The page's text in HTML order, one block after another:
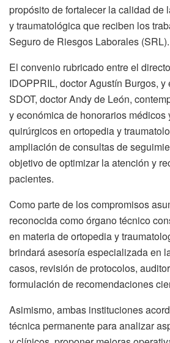
propósito de fortalecer la calidad de
y traumatológica que reciben los
Seguro de Riesgos Laborales (SRL).
El convenio rubricado entre el
IDOPPRIL, doctor Agustín Burgos,
SDOT, doctor Andy de León,
y económica de honorarios médicos
quirúrgicos en ortopedia y
ampliación de consultas de
objetivo de optimizar la atención y
pacientes.
Como parte de los compromisos
reconocida como órgano técnico
en materia de ortopedia y
brindará asesoría especializada en
casos, revisión de protocolos,
formulación de recomendaciones
Asimismo, ambas instituciones
técnica permanente para analizar